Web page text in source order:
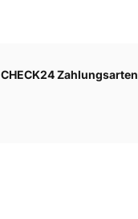
CHECK24 Zahlungsarten